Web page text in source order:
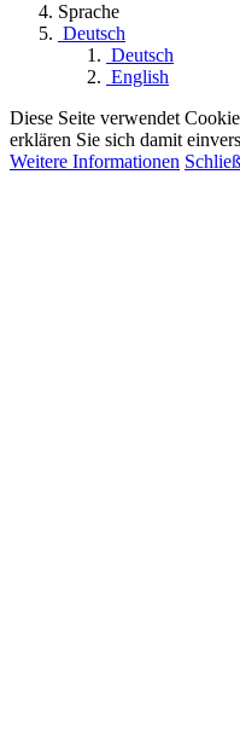
Sprache
Deutsch
Deutsch
English
Diese Seite verwendet
erklären Sie sich damit
Weitere Informationen